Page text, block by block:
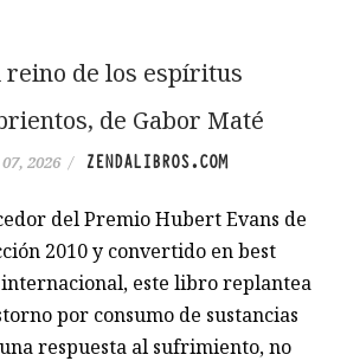
reino de los espíritus
de Gabor Maté
2026 / ZENDALIBROS.COM
del Premio Hubert Evans de
2010 y convertido en best
este libro replantea
por consumo de sustancias
respuesta al sufrimiento, no